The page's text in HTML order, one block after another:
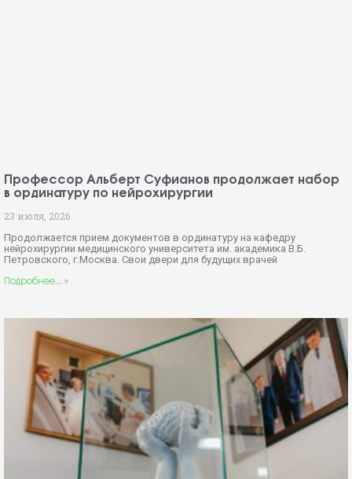
Профессор Альберт Суфианов продолжает набор
в ординатуру по нейрохирургии
23 июля, 2026
Продолжается прием документов в ординатуру на кафедру
нейрохирургии медицинского университета им. академика В.Б.
Петровского, г.Москва. Свои двери для будущих врачей
Подробнее... »